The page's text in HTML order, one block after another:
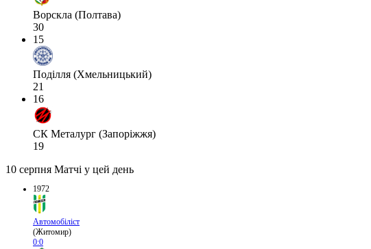
Ворскла (Полтава)
30
15
Поділля (Хмельницький)
21
16
СК Металург (Запоріжжя)
19
10 серпня Матчі у цей день
1972
Автомобіліст
(Житомир)
0:0